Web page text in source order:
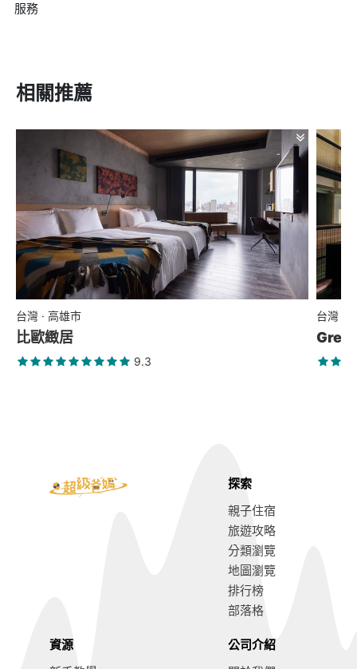
服務
相關推薦
台灣 · 高雄市
比歐緻居
9.3
台灣 ·
探索
親子住宿
旅遊攻略
分類瀏覽
地圖瀏覽
排行榜
部落格
資源
公司介紹